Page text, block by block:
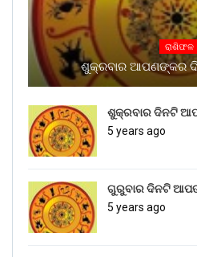
ରାଶିଫଳ
ଶୁକ୍ରବାର ଆପଣଙ୍କର
ଶୁକ୍ରବାର ଦିନଟି
5 years ago
ଗୁରୁବାର ଦିନଟି
5 years ago